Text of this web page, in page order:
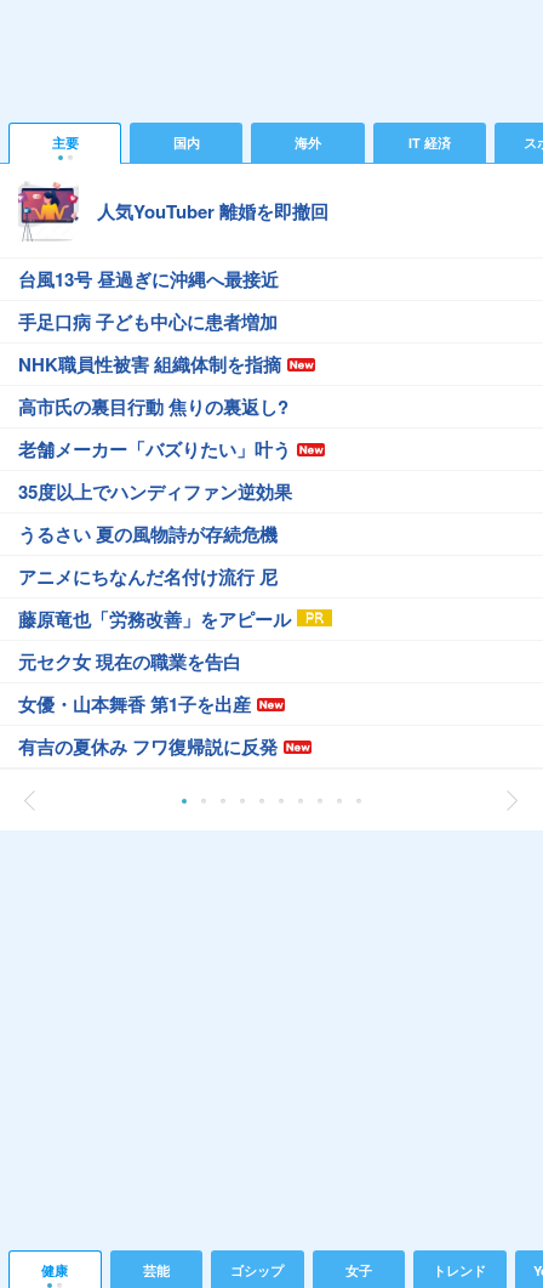
主要 国内 海外 IT 経済 ス
人気YouTuber 離婚を即撤回
台風13号 昼過ぎに沖縄へ最接近
手足口病 子ども中心に患者増加
NHK職員性被害 組織体制を指摘
高市氏の裏目行動 焦りの裏返し?
老舗メーカー「バズりたい」叶う
35度以上でハンディファン逆効果
うるさい 夏の風物詩が存続危機
アニメにちなんだ名付け流行 尼
藤原竜也「労務改善」をアピール
元セク女 現在の職業を告白
女優・山本舞香 第1子を出産
有吉の夏休み フワ復帰説に反発
健康 芸能 ゴシップ 女子 トレンド